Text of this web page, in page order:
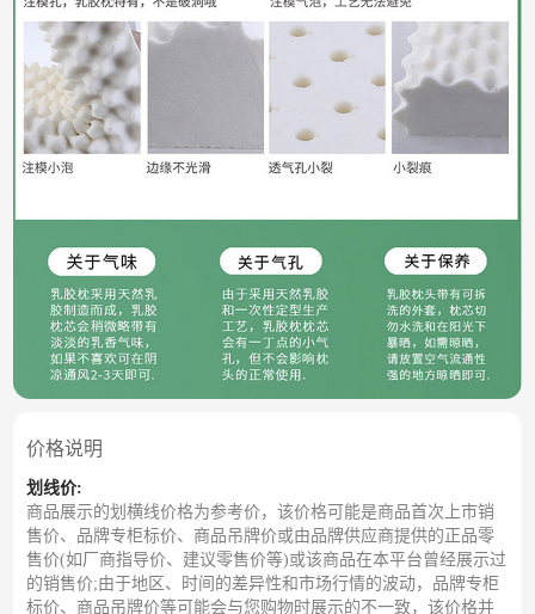
价格说明
划线价:
商品展示的划横线价格为参考价，该价格可能是商品首次上市销
售价、品牌专柜标价、商品吊牌价或由品牌供应商提供的正品零
售价(如厂商指导价、建议零售价等)或该商品在本平台曾经展示过
的销售价;由于地区、时间的差异性和市场行情的波动，品牌专柜
标价、商品吊牌价等可能会与您购物时展示的不一致，该价格并